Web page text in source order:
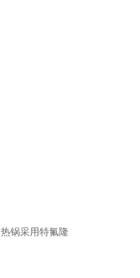
锅采用特氟隆